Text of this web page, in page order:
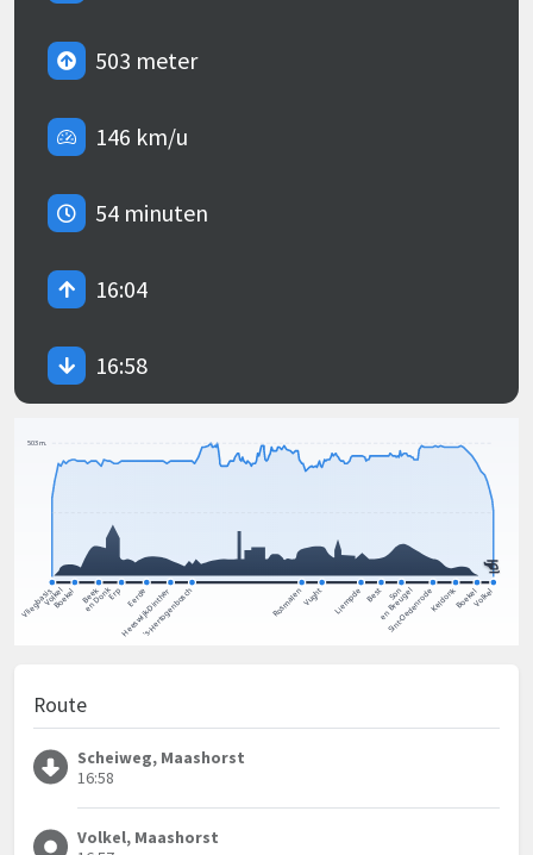
503 meter
146 km/u
54 minuten
16:04
16:58
Route
Scheiweg, Maashorst
16:58
Volkel, Maashorst